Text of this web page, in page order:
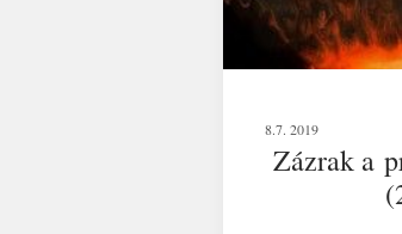
8.7. 2019
Zázrak a